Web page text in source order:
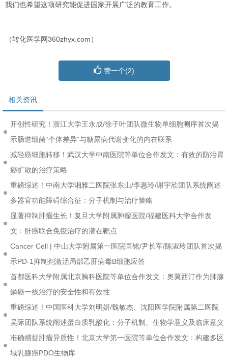
我们也希望这项研究能促进国家开展广泛的教育工作。
（转化医学网360zhyx.com）
赞一个(2)
相关资讯
开创性研究！浙江大学王永成/徐子叶团队微生物单细胞测序首次揭
示肠道细菌“个体差异”与糖尿病代谢变化的内在联系
减轻癌细胞转移！武汉大学中南医院等单位合作发文：有效的防治胃
癌扩散的治疗策略
重磅综述！中南大学湘雅二医院张东山/李惠玲/谢宇欣团队系统阐述
多器官功能障碍综合征：分子机制与治疗策略
显著抑制肿瘤生长！复旦大学附属肿瘤医院/福建医科大学合作发
文：肝癌联合免疫治疗的潜在靶点
Cancer Cell | 中山大学附属第一医院匡铭/尹长军/陈淑玲团队首次揭
示PD-1抑制剂激活局部乙肝病毒B细胞应答
首都医科大学附属北京胸科医院等单位合作发文：奥莫西汀作为肺腺
鳞癌一线治疗的安全性和有效性
重磅综述！中国医科大学刘明妍/魏敏杰、沈阳医学院附属第二医院
吴际团队系统阐述蛋白质乳酸化：分子机制、生物学意义及临床意义
准确捕捉肿瘤异质性！北京大学第一医院等单位合作发文：构建多区
域乳腺癌PDO生物库